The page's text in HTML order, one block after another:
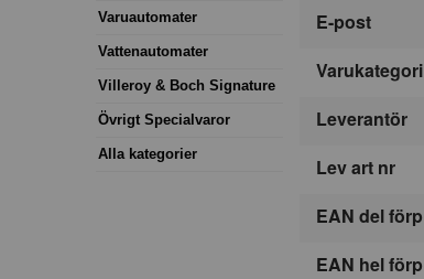
Varuautomater
Vattenautomater
Villeroy & Boch Signature
Övrigt Specialvaror
Alla kategorier
E-post
Varukategori
Leverantör
Lev art nr
EAN del förp
EAN hel förp